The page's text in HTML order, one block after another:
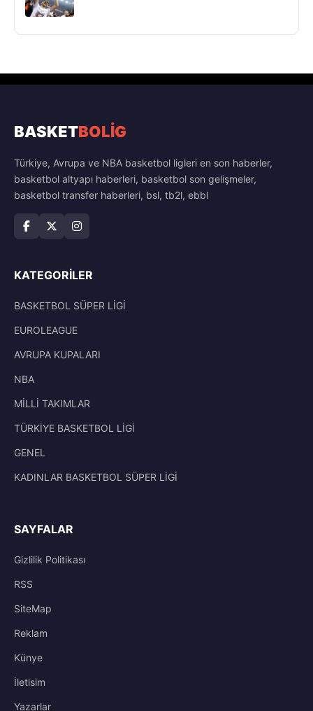
BASKETBOLİG
Türkiye, Avrupa ve NBA basketbol ligleri en son haberler,
basketbol altyapı haberleri, basketbol son gelişmeler,
basketbol transfer haberleri, bsl, tb2l, ebbl
KATEGORILER
BASKETBOL SÜPER LİGİ
EUROLEAGUE
AVRUPA KUPALARI
NBA
MİLLİ TAKIMLAR
TÜRKİYE BASKETBOL LİGİ
GENEL
KADINLAR BASKETBOL SÜPER LİGİ
SAYFALAR
Gizlilik Politikası
RSS
SiteMap
Reklam
Künye
İletisim
Yazarlar